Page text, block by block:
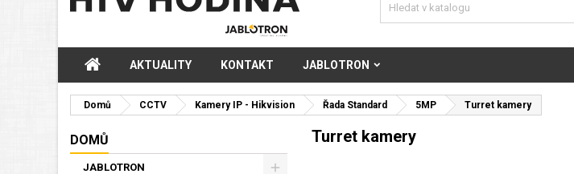
AKTUALITY KONTAKT JABLOTRON
Domů CCTV Kamery IP - Hikvision Řada Standard 5MP Turret kamery
DOMŮ
JABLOTRON
Turret kamery